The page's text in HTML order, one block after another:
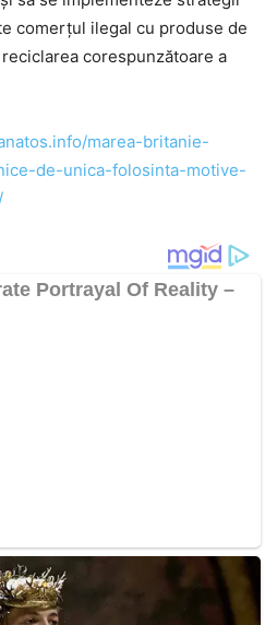
comerțul ilegal cu produse de
corespunzătoare a
marea-britanie-
de-unica-folosinta-motive-